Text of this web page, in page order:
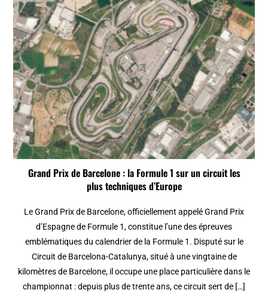
Grand Prix de Barcelone : la Formule 1 sur un circuit les
plus techniques d’Europe
Le Grand Prix de Barcelone, officiellement appelé Grand Prix
d’Espagne de Formule 1, constitue l’une des épreuves
emblématiques du calendrier de la Formule 1. Disputé sur le
Circuit de Barcelona-Catalunya, situé à une vingtaine de
kilomètres de Barcelone, il occupe une place particulière dans le
championnat : depuis plus de trente ans, ce circuit sert de […]